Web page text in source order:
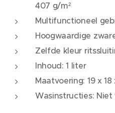
407 g/m²
Multifunctioneel
Hoogwaardige
Zelfde kleur
Inhoud: 1 liter
Maatvoering: 19 x
Wasinstructies: Niet